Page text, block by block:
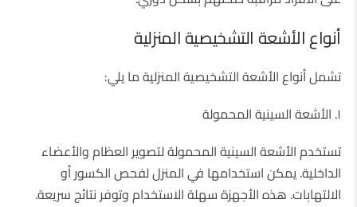
أنواع الأشعة التشخيصية المنزلية
تشمل أنواع الأشعة التشخيصية المنزلية ما يلي:
١. الأشعة السينية المحمولة
تستخدم الأشعة السينية المحمولة لتصوير العظام والأعضاء
الداخلية. يمكن استخدامها في المنزل لفحص الكسور أو
الالتهابات. هذه الأجهزة سهلة الاستخدام وتوفر نتائج سريعة.